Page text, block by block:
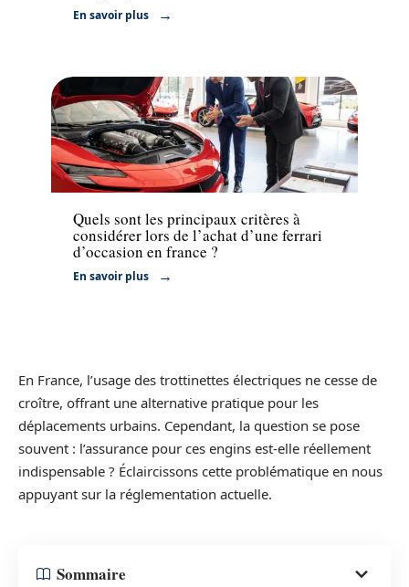
En savoir plus
Voiture
Quels sont les principaux critères à
considérer lors de l’achat d’une ferrari
d’occasion en france ?
En savoir plus
En France, l’usage des trottinettes électriques ne cesse de
croître, offrant une alternative pratique pour les
déplacements urbains. Cependant, la question se pose
souvent : l’assurance pour ces engins est-elle réellement
indispensable ? Éclaircissons cette problématique en nous
appuyant sur la réglementation actuelle.
Sommaire